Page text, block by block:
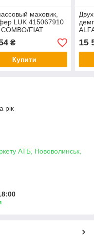
маховик,
LUK 415067910
FIAT
GIULIETTA 1,6
₴
Купити
1,4
15
рік
АТБ, Нововолинськ,